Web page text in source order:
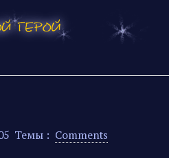
Темы : Comments